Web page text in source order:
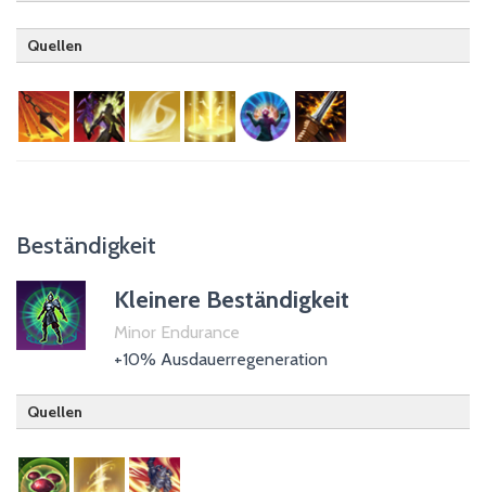
Quellen
Nachtklinge
Templer
Beständigkeit
Kleinere Beständigkeit
Minor Endurance
+10% Ausdauerregeneration
Quellen
Templer